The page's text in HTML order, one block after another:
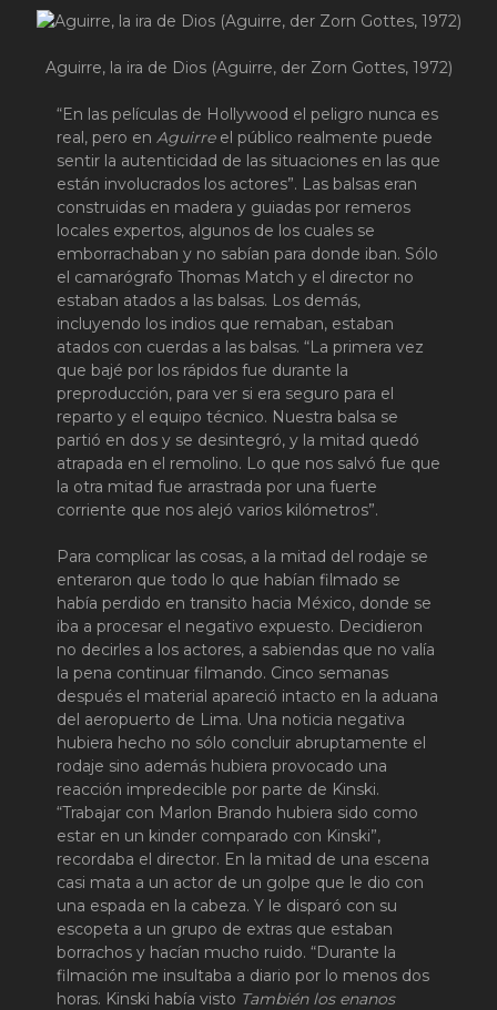
Aguirre, la ira de Dios (Aguirre, der Zorn Gottes, 1972)
“En las películas de Hollywood el peligro nunca es
real, pero en Aguirreel público realmente puede
sentir la autenticidad de las situaciones en las que
están involucrados los actores”. Las balsas eran
construidas en madera y guiadas por remeros
locales expertos, algunos de los cuales se
emborrachaban y no sabían para donde iban. Sólo
el camarógrafo Thomas Match y el director no
estaban atados a las balsas. Los demás,
incluyendo los indios que remaban, estaban
atados con cuerdas a las balsas. “La primera vez
que bajé por los rápidos fue durante la
preproducción, para ver si era seguro para el
reparto y el equipo técnico. Nuestra balsa se
partió en dos y se desintegró, y la mitad quedó
atrapada en el remolino. Lo que nos salvó fue que
la otra mitad fue arrastrada por una fuerte
corriente que nos alejó varios kilómetros”.
Para complicar las cosas, a la mitad del rodaje se
enteraron que todo lo que habían filmado se
había perdido en transito hacia México, donde se
iba a procesar el negativo expuesto. Decidieron
no decirles a los actores, a sabiendas que no valía
la pena continuar filmando. Cinco semanas
después el material apareció intacto en la aduana
del aeropuerto de Lima. Una noticia negativa
hubiera hecho no sólo concluir abruptamente el
rodaje sino además hubiera provocado una
reacción impredecible por parte de Kinski.
“Trabajar con Marlon Brando hubiera sido como
estar en un kinder comparado con Kinski”,
recordaba el director. En la mitad de una escena
casi mata a un actor de un golpe que le dio con
una espada en la cabeza. Y le disparó con su
escopeta a un grupo de extras que estaban
borrachos y hacían mucho ruido. “Durante la
filmación me insultaba a diario por lo menos dos
horas. Kinski había visto También los enanos